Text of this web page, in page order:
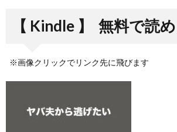
【 Kindle 】 無料で読
※画像クリックでリンク先に飛びます